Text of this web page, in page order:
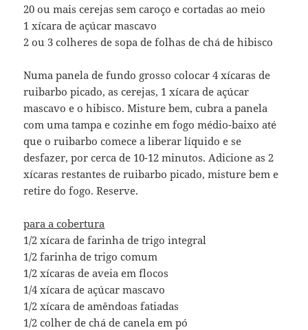
20 ou mais cerejas sem caroço e cortadas ao meio
1 xícara de açúcar mascavo
2 ou 3 colheres de sopa de folhas de chá de hibisco
Numa panela de fundo grosso colocar 4 xícaras de
ruibarbo picado, as cerejas, 1 xícara de açúcar
mascavo e o hibisco. Misture bem, cubra a panela
com uma tampa e cozinhe em fogo médio-baixo até
que o ruibarbo comece a liberar líquido e se
desfazer, por cerca de 10-12 minutos. Adicione as 2
xícaras restantes de ruibarbo picado, misture bem e
retire do fogo. Reserve.
para a cobertura
1/2 xícara de farinha de trigo integral
1/2 farinha de trigo comum
1/2 xícaras de aveia em flocos
1/4 xícara de açúcar mascavo
1/2 xícara de amêndoas fatiadas
1/2 colher de chá de canela em pó